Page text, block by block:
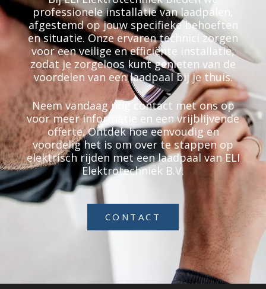
professionele installatie van laadpalen,
afgestemd op jouw specifieke behoeften
en situatie. Onze ervaren technici zorgen
voor een veilige en efficiënte installatie,
zodat je zorgeloos kunt genieten van de
voordelen van een laadpaal bij je thuis.
Neem vandaag nog contact met ons op
voor meer informatie en een vrijblijvende
offerte. Ontdek hoe eenvoudig en
voordelig het is om over te stappen op
elektrisch rijden met een laadpaal van ELI
Elektrotechniek B.V.
CONTACT